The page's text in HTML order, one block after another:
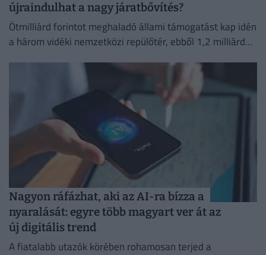
újraindulhat a nagy járatbővítés?
Ötmilliárd forintot meghaladó állami támogatást kap idén
a három vidéki nemzetközi repülőtér, ebből 1,2 milliárd
Nagyon ráfázhat, aki az AI-ra bízza a
nyaralását: egyre több magyart ver át az
új digitális trend
A fiatalabb utazók körében rohamosan terjed a